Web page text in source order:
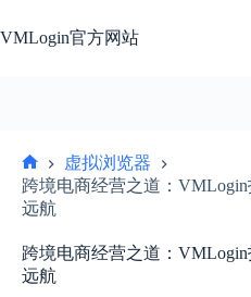
过
VMLogin官方网站
首
页
虚拟浏览器
跨境电商经营之道：
远航
跨境电商经营之道：
远航